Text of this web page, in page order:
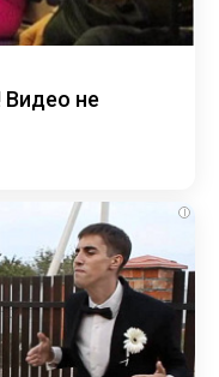
Видео не
i